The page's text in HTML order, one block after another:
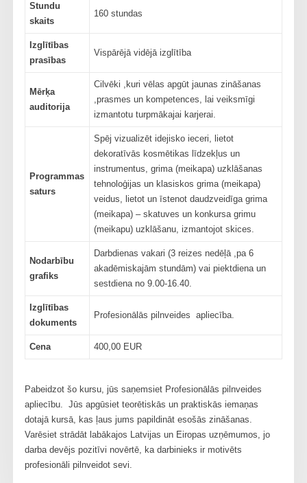
Stundu
skaits
160 stundas
Izglītības
prasības
Vispārējā vidējā izglītība
Mērķa
auditorija
Cilvēki ,kuri vēlas apgūt jaunas zināšanas
,prasmes un kompetences, lai veiksmīgi
izmantotu turpmākajai karjerai.
Programmas
saturs
Spēj vizualizēt idejisko ieceri, lietot
dekoratīvās kosmētikas līdzekļus un
instrumentus, grima (meikapa) uzklāšanas
tehnoloģijas un klasiskos grima (meikapa)
veidus, lietot un īstenot daudzveidīga grima
(meikapa) – skatuves un konkursa grimu
(meikapu) uzklāšanu, izmantojot skices.
Nodarbību
grafiks
Darbdienas vakari (3 reizes nedēļā ,pa 6
akadēmiskajām stundām) vai piektdiena un
sestdiena no 9.00-16.40.
Izglītības
dokuments
Profesionālās pilnveides apliecība.
Cena 400,00 EUR
Pabeidzot šo kursu, jūs saņemsiet Profesionālās pilnveides
apliecību. Jūs apgūsiet teorētiskās un praktiskās iemaņas
dotajā kursā, kas ļaus jums papildināt esošās zināšanas.
Varēsiet strādāt labākajos Latvijas un Eiropas uzņēmumos, jo
darba devējs pozitīvi novērtē, ka darbinieks ir motivēts
profesionāli pilnveidot sevi.